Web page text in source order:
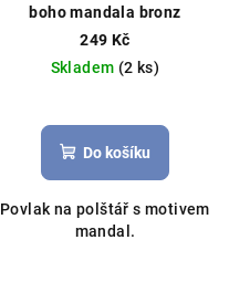
boho mandala bronz
249 Kč
Skladem (2 ks)
Do košíku
Povlak na polštář s motivem
mandal.